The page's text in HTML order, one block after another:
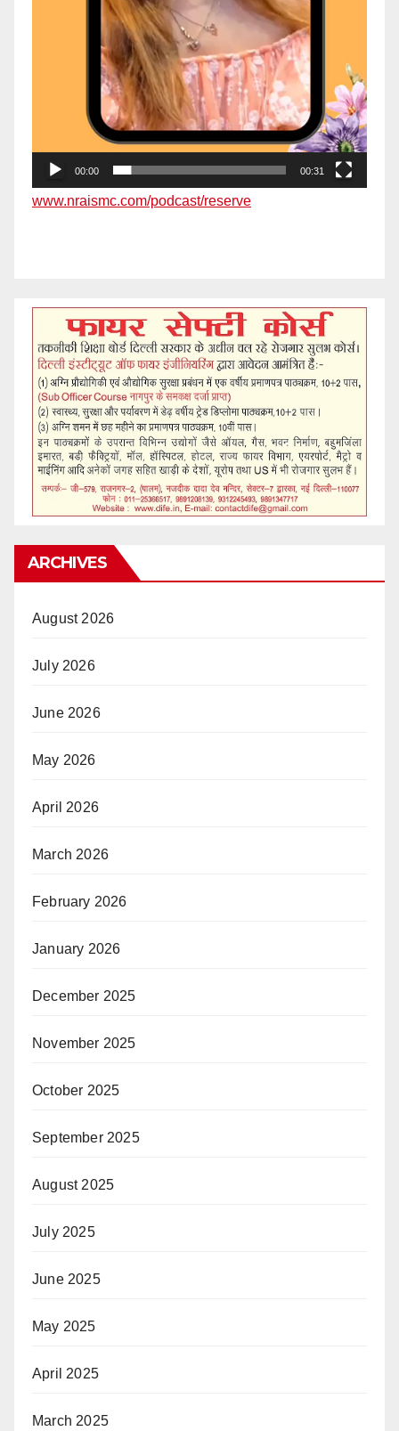
00:00 00:31
www.nraismc.com/podcast/reserve
ARCHIVES
August 2026
July 2026
June 2026
May 2026
April 2026
March 2026
February 2026
January 2026
December 2025
November 2025
October 2025
September 2025
August 2025
July 2025
June 2025
May 2025
April 2025
March 2025